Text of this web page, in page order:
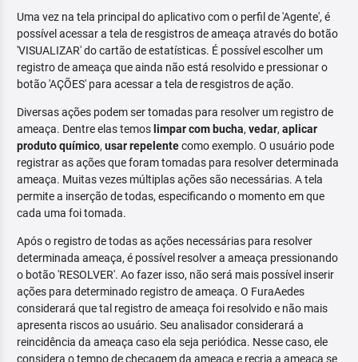
Uma vez na tela principal do aplicativo com o perfil de 'Agente', é
possível acessar a tela de resgistros de ameaça através do botão
'VISUALIZAR' do cartão de estatísticas. É possível escolher um
registro de ameaça que ainda não está resolvido e pressionar o
botão 'AÇÕES' para acessar a tela de resgistros de ação.
Diversas ações podem ser tomadas para resolver um registro de
ameaça. Dentre elas temos limpar com bucha, vedar, aplicar
produto químico, usar repelentecomo exemplo. O usuário pode
registrar as ações que foram tomadas para resolver determinada
ameaça. Muitas vezes múltiplas ações são necessárias. A tela
permite a inserção de todas, especificando o momento em que
cada uma foi tomada.
Após o registro de todas as ações necessárias para resolver
determinada ameaça, é possível resolver a ameaça pressionando
o botão 'RESOLVER'. Ao fazer isso, não será mais possível inserir
ações para determinado registro de ameaça. O FuraAedes
considerará que tal registro de ameaça foi resolvido e não mais
apresenta riscos ao usuário. Seu analisador considerará a
reincidência da ameaça caso ela seja periódica. Nesse caso, ele
considera o tempo de checagem da ameaça e recria a ameaça se